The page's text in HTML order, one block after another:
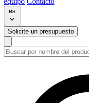
es
Solicite un presupuesto